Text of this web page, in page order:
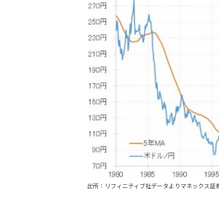
出所：リフィニティブ社データよりマネックス証